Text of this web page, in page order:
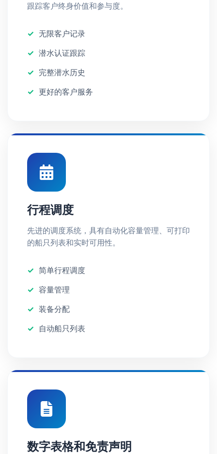
跟踪客户终身价值和参与度。
无限客户记录
潜水认证跟踪
完整潜水历史
更好的客户服务
行程调度
先进的调度系统，具有自动化容量管理、可打印
的船只列表和实时可用性。
简单行程调度
容量管理
装备分配
自动船只列表
数字表格和免责声明